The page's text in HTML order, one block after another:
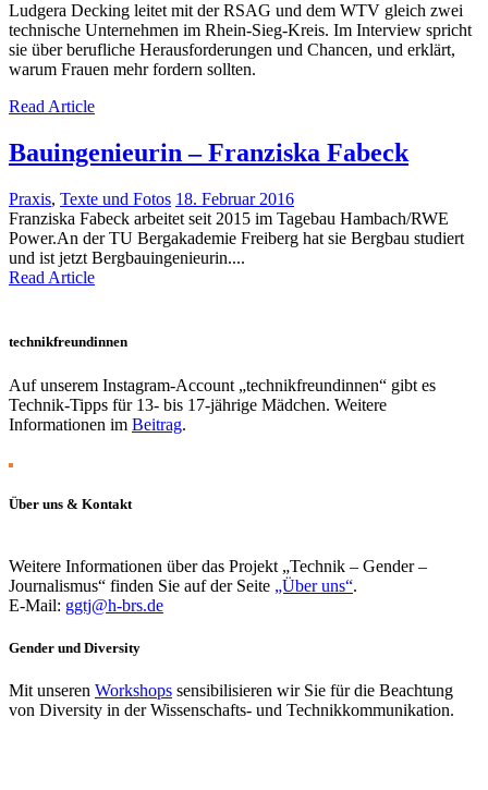
Ludgera Decking leitet mit der RSAG und dem WTV gleich zwei
technische Unternehmen im Rhein-Sieg-Kreis. Im Interview spricht
sie über berufliche Herausforderungen und Chancen, und erklärt,
warum Frauen mehr fordern sollten.
Read Article
Bauingenieurin – Franziska Fabeck
Praxis, Texte und Fotos 18. Februar 2016
Franziska Fabeck arbeitet seit 2015 im Tagebau Hambach/RWE
Power.An der TU Bergakademie Freiberg hat sie Bergbau studiert
und ist jetzt Bergbauingenieurin....
Read Article
technikfreundinnen
Auf unserem Instagram-Account „technikfreundinnen“ gibt es
Technik-Tipps für 13- bis 17-jährige Mädchen. Weitere
Informationen im Beitrag.
Über uns & Kontakt
Weitere Informationen über das Projekt „Technik – Gender –
Journalismus“ finden Sie auf der Seite „Über uns“.
E-Mail: ggtj@h-brs.de
Gender und Diversity
Mit unseren Workshops sensibilisieren wir Sie für die Beachtung
von Diversity in der Wissenschafts- und Technikkommunikation.